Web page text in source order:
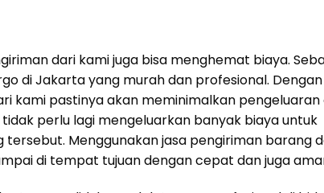
dari kami juga bisa menghemat biaya.
di Jakarta yang murah dan profesional. Dengan
kami pastinya akan meminimalkan pengeluaran
perlu lagi mengeluarkan banyak biaya untuk
Menggunakan jasa pengiriman barang
di tempat tujuan dengan cepat dan juga